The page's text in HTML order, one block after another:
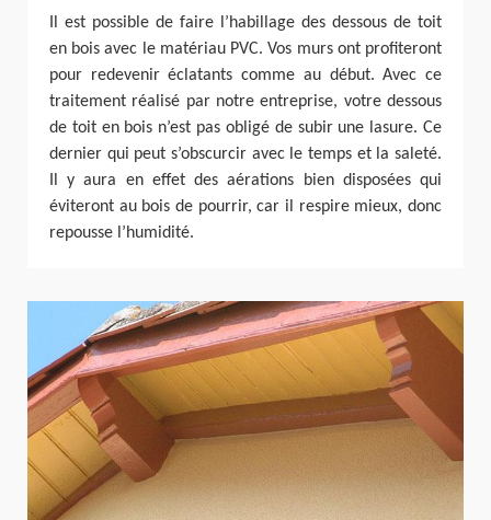
Il est possible de faire l’habillage des dessous de toit
en bois avec le matériau PVC. Vos murs ont profiteront
pour redevenir éclatants comme au début. Avec ce
traitement réalisé par notre entreprise, votre dessous
de toit en bois n’est pas obligé de subir une lasure. Ce
dernier qui peut s’obscurcir avec le temps et la saleté.
Il y aura en effet des aérations bien disposées qui
éviteront au bois de pourrir, car il respire mieux, donc
repousse l’humidité.